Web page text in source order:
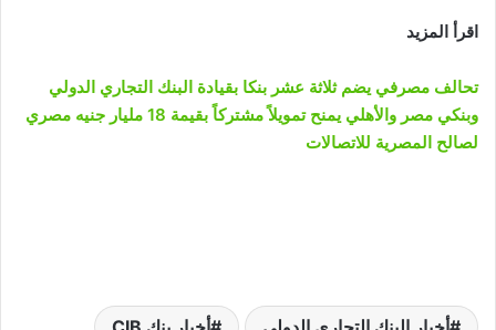
اقرأ المزيد
تحالف مصرفي يضم ثلاثة عشر بنكا بقيادة البنك التجاري الدولي
وبنكي مصر والأهلي يمنح تمويلاً مشتركاً بقيمة 18 مليار جنيه مصري
لصالح المصرية للاتصالات